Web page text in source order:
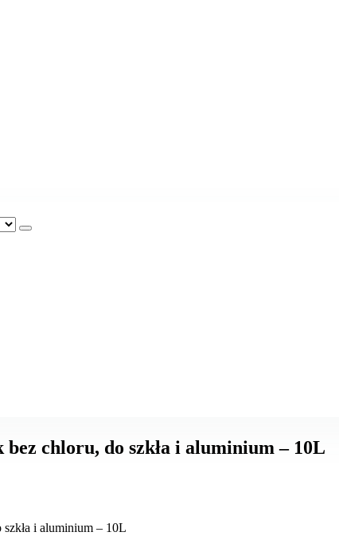
chloru, do szkła i aluminium – 10L
i aluminium – 10L